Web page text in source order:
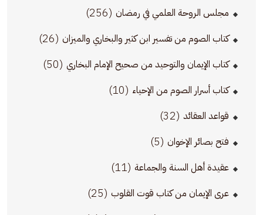
مجلس الروحة العلمي في رمضان (256)
كتاب الصوم من تفسير ابن كثير والبخاري والميزان (26)
كتاب الإيمان والتوحيد من صحيح الإمام البخاري (50)
كتاب أسرار الصوم من الإحياء (10)
قواعد العقائد (32)
فتح بصائر الإخوان (5)
عقيدة أهل السنة والجماعة (11)
عرى الإيمان من كتاب قوت القلوب (25)